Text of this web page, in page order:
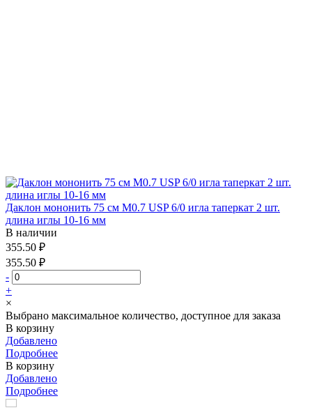
Даклон мононить 75 см М0.7 USP 6/0 игла таперкат 2 шт.
длина иглы 10-16 мм
В наличии
355.50 ₽
355.50 ₽
-
+
×
Выбрано максимальное количество, доступное для заказа
В корзину
Добавлено
Подробнее
В корзину
Добавлено
Подробнее